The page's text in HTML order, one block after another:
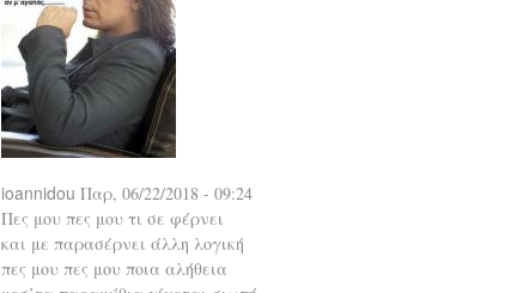
ioannidou Παρ, 06/22/2018 - 09:24
Πες μου πες μου τι σε φέρνει
και με παρασέρνει άλλη λογική
πες μου πες μου ποια αλήθεια